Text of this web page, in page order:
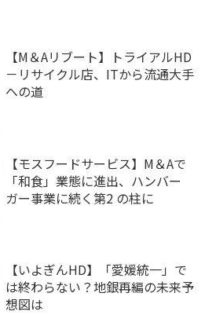
【M＆Aリブート】トライアルHD
－リサイクル店、ITから流通大手
への道
【モスフードサービス】M＆Aで
「和食」業態に進出、ハンバー
ガー事業に続く第2 の柱に
【いよぎんHD】「愛媛統一」で
は終わらない？地銀再編の未来予
想図は